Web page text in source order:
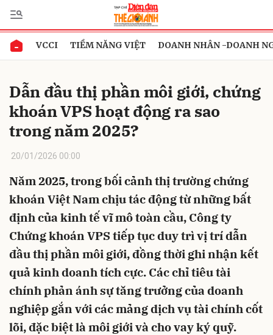
VCCI TIỀM NĂNG VIỆT DOANH NHÂN -DOANH
Dẫn đầu thị phần môi giới, chứng
khoán VPS hoạt động ra sao
trong năm 2025?
20/01/2026 00:00
Năm 2025, trong bối cảnh thị trường chứng
khoán Việt Nam chịu tác động từ những bất
định của kinh tế vĩ mô toàn cầu, Công ty
Chứng khoán VPS tiếp tục duy trì vị trí dẫn
đầu thị phần môi giới, đồng thời ghi nhận kết
quả kinh doanh tích cực. Các chỉ tiêu tài
chính phản ánh sự tăng trưởng của doanh
nghiệp gắn với các mảng dịch vụ tài chính cốt
lõi, đặc biệt là môi giới và cho vay ký quỹ.
Gửi bình luận
Hủy Gửi